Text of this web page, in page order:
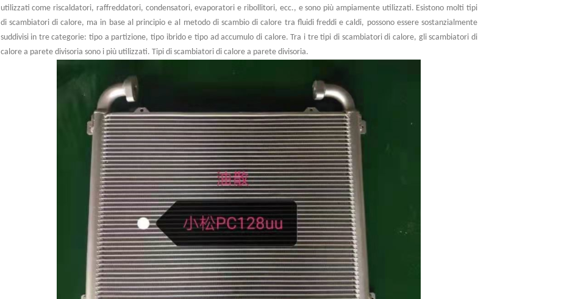
utilizzati come riscaldatori, raffreddatori, condensatori, evaporatori e ribollitori, ecc., e sono più ampiamente utilizzati. Esistono molti tipi
di scambiatori di calore, ma in base al principio e al metodo di scambio di calore tra fluidi freddi e caldi, possono essere sostanzialmente
suddivisi in tre categorie: tipo a partizione, tipo ibrido e tipo ad accumulo di calore. Tra i tre tipi di scambiatori di calore, gli scambiatori di
calore a parete divisoria sono i più utilizzati. Tipi di scambiatori di calore a parete divisoria.